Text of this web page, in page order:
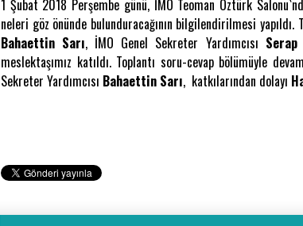
1 Şubat 2018 Perşembe günü, İMO Teoman Öztürk
neleri göz önünde bulunduracağının bilgilendirilmesi
Bahaettin Sarı, İMO Genel Sekreter Yardımcısı Serap
meslektaşımız katıldı. Toplantı soru-cevap bölümüyle
Sekreter Yardımcısı Bahaettin Sarı, katkılarından dolayı